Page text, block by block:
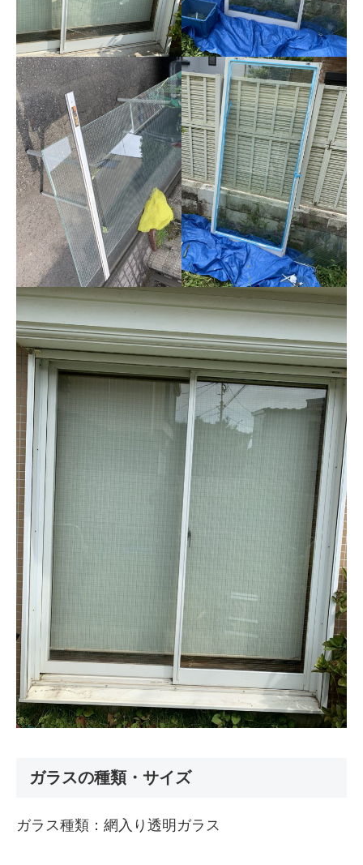
ガラスの種類・サイズ
ガラス種類：網入り透明ガラス